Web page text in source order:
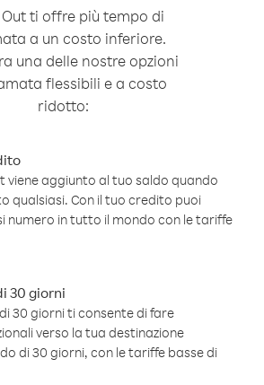
ti offre più tempo di
a un costo inferiore.
una delle nostre opzioni
flessibili e a costo
ridotto:
viene aggiunto al tuo saldo quando
qualsiasi. Con il tuo credito puoi
numero in tutto il mondo con le tariffe
30 giorni
30 giorni ti consente di fare
verso la tua destinazione
di 30 giorni, con le tariffe basse di